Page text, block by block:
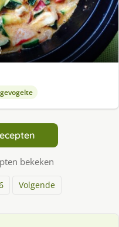
bekeken
Volgende